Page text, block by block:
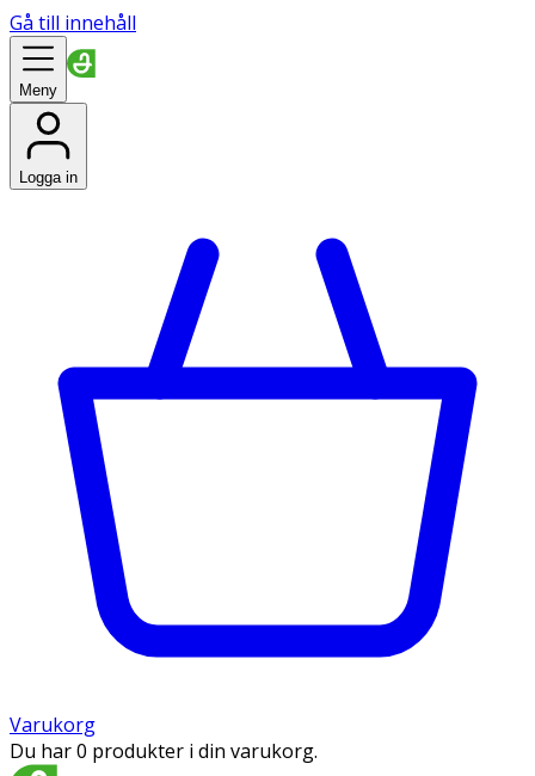
Gå till innehåll
Meny
Logga in
Varukorg
Du har 0 produkter i din varukorg.